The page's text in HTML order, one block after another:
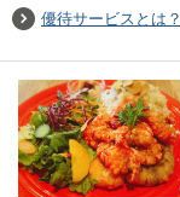
優待サービスとは？